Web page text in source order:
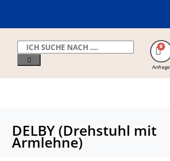
Anfrage
DELBY (Drehstuhl mit
Armlehne)